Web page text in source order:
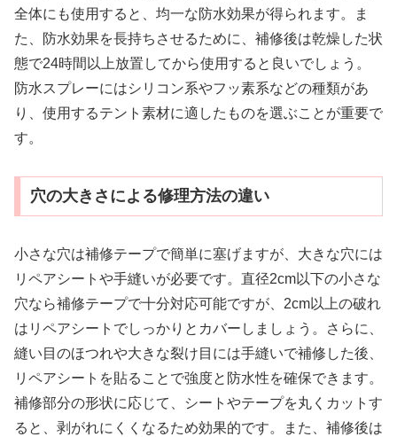
全体にも使用すると、均一な防水効果が得られます。ま
た、防水効果を長持ちさせるために、補修後は乾燥した状
態で24時間以上放置してから使用すると良いでしょう。
防水スプレーにはシリコン系やフッ素系などの種類があ
り、使用するテント素材に適したものを選ぶことが重要で
す。
穴の大きさによる修理方法の違い
小さな穴は補修テープで簡単に塞げますが、大きな穴には
リペアシートや手縫いが必要です。直径2cm以下の小さな
穴なら補修テープで十分対応可能ですが、2cm以上の破れ
はリペアシートでしっかりとカバーしましょう。さらに、
縫い目のほつれや大きな裂け目には手縫いで補修した後、
リペアシートを貼ることで強度と防水性を確保できます。
補修部分の形状に応じて、シートやテープを丸くカットす
ると、剥がれにくくなるため効果的です。また、補修後は